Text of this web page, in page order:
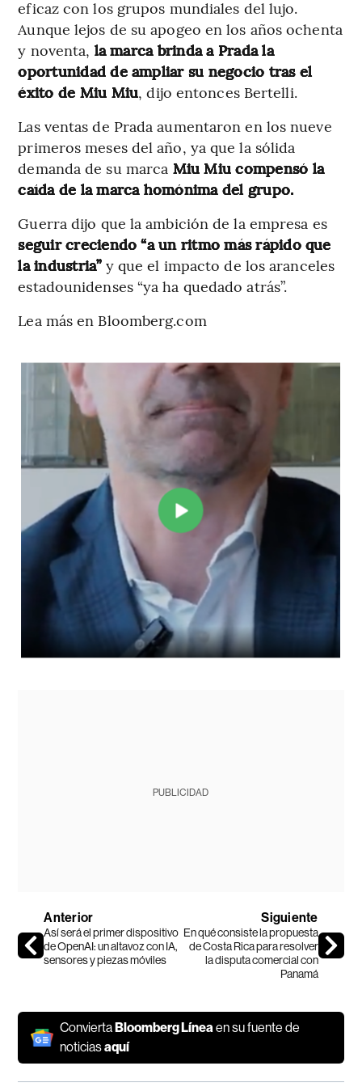
eficaz con los grupos mundiales del lujo.
Aunque lejos de su apogeo en los años ochenta
y noventa, la marca brinda a Prada la
oportunidad de ampliar su negocio tras el
éxito de Miu Miu, dijo entonces Bertelli.
Las ventas de Prada aumentaron en los nueve
primeros meses del año, ya que la sólida
demanda de su marca Miu Miu compensó la
caída de la marca homónima del grupo.
Guerra dijo que la ambición de la empresa es
seguir creciendo “a un ritmo más rápido que
la industria” y que el impacto de los aranceles
estadounidenses “ya ha quedado atrás”.
Lea más en Bloomberg.com
PUBLICIDAD
Anterior
Así será el primer dispositivo
de OpenAI: un altavoz con IA,
sensores y piezas móviles
Siguiente
En qué consiste la propuesta
de Costa Rica para resolver
la disputa comercial con
Panamá
ConviertaBloomberg Líneaen su fuente de
noticiasaquí